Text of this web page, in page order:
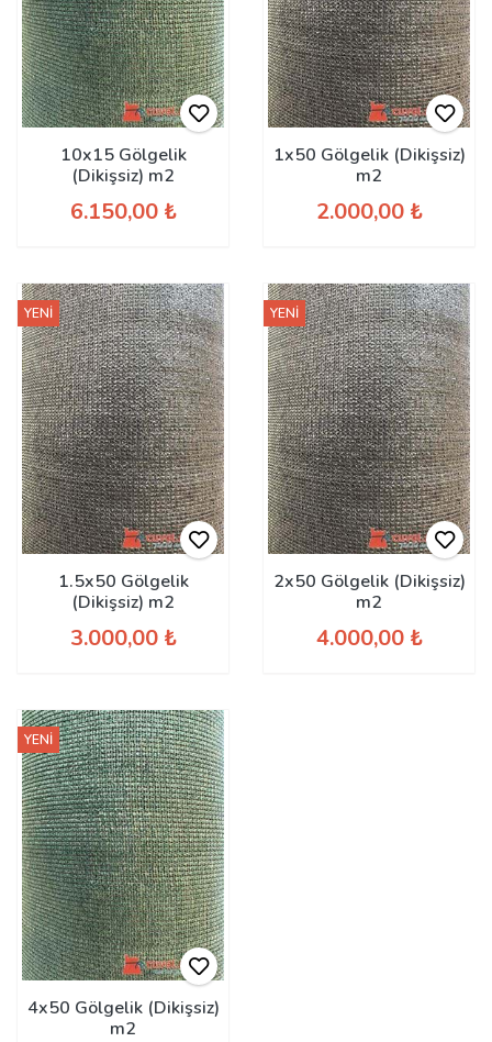
10x15 Gölgelik
(Dikişsiz) m2
6.150,00 ₺
1x50 Gölgelik (Dikişsiz)
m2
2.000,00 ₺
1.5x50 Gölgelik
(Dikişsiz) m2
3.000,00 ₺
YENİ
2x50 Gölgelik (Dikişsiz)
m2
4.000,00 ₺
YENİ
4x50 Gölgelik (Dikişsiz)
m2
YENİ